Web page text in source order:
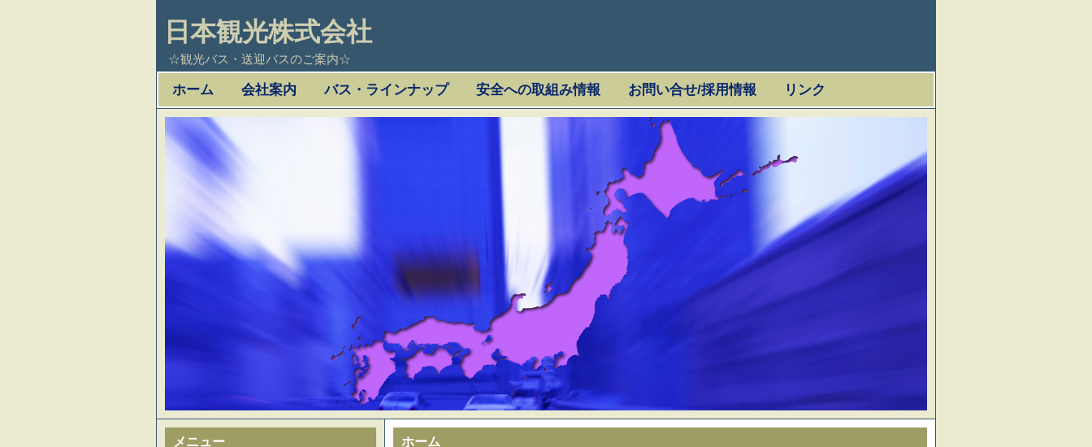
日本観光株式会社
☆観光バス・送迎バスのご案内☆
メインメニュー
ン
ン
ホーム 会社案内 バス・ラインナップ 安全への取組み情報 お問い合せ/採用情報 リンク
ホーム
メニュー